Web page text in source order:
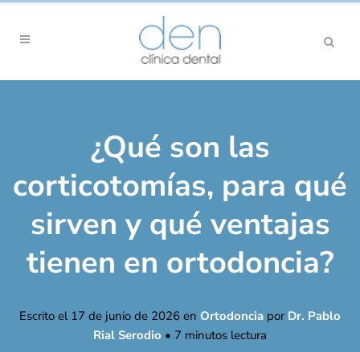
¿Qué son las
corticotomías, para qué
sirven y qué ventajas
tienen en ortodoncia?
Escrito el 17 de junio de 2026 en Ortodoncia por Dr. Pablo
Rial Serodio • 7 minutos lectura